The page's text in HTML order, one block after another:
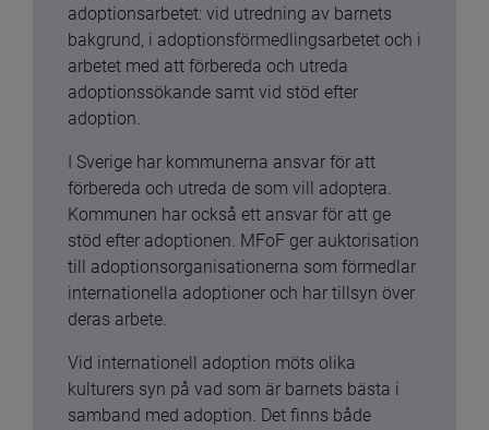
adoptionsarbetet: vid utredning av barnets
bakgrund, i adoptionsförmedlingsarbetet och i
arbetet med att förbereda och utreda
adoptionssökande samt vid stöd efter
adoption.
I Sverige har kommunerna ansvar för att
förbereda och utreda de som vill adoptera.
Kommunen har också ett ansvar för att ge
stöd efter adoptionen. MFoF ger auktorisation
till adoptionsorganisationerna som förmedlar
internationella adoptioner och har tillsyn över
deras arbete.
Vid internationell adoption möts olika
kulturers syn på vad som är barnets bästa i
samband med adoption. Det finns både